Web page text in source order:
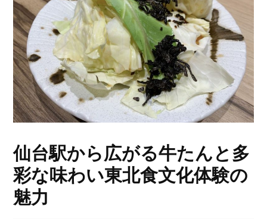
仙台駅から広がる牛たんと多
彩な味わい東北食文化体験の
魅力